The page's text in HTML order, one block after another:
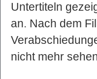
Untertiteln
an. Nach dem
nicht mehr